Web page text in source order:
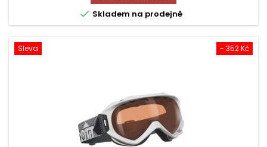
 Skladem na prodejně
- 352 Kč
Sleva